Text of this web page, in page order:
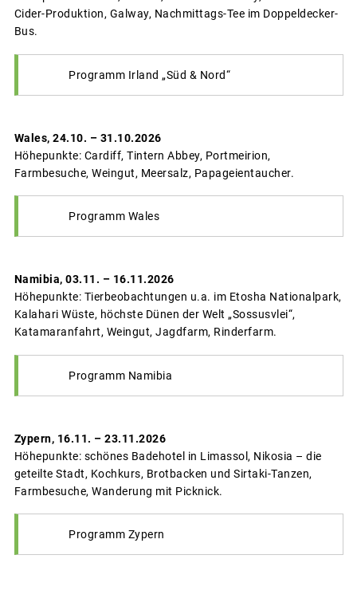
Cider-Produktion, Galway, Nachmittags-Tee im Doppeldecker-
Bus.
Programm Irland „Süd & Nord“
Wales, 24.10. – 31.10.2026
Höhepunkte: Cardiff, Tintern Abbey, Portmeirion,
Farmbesuche, Weingut, Meersalz, Papageientaucher.
Programm Wales
Namibia, 03.11. – 16.11.2026
Höhepunkte: Tierbeobachtungen u.a. im Etosha Nationalpark,
Kalahari Wüste, höchste Dünen der Welt „Sossusvlei“,
Katamaranfahrt, Weingut, Jagdfarm, Rinderfarm.
Programm Namibia
Zypern, 16.11. – 23.11.2026
Höhepunkte: schönes Badehotel in Limassol, Nikosia – die
geteilte Stadt, Kochkurs, Brotbacken und Sirtaki-Tanzen,
Farmbesuche, Wanderung mit Picknick.
Programm Zypern